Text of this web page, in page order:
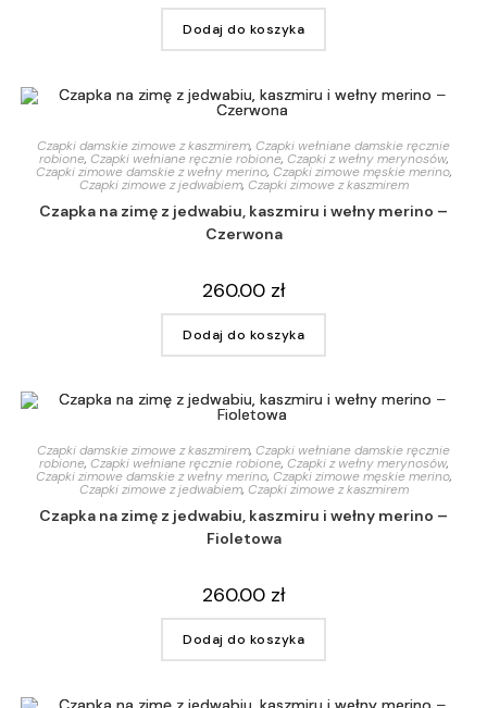
Dodaj do koszyka
Czapki damskie zimowe z kaszmirem, Czapki wełniane damskie ręcznie
robione, Czapki wełniane ręcznie robione, Czapki z wełny merynosów,
Czapki zimowe damskie z wełny merino, Czapki zimowe męskie merino,
Czapki zimowe z jedwabiem, Czapki zimowe z kaszmirem
Czapka na zimę z jedwabiu, kaszmiru i wełny merino –
Czerwona
260.00 zł
Dodaj do koszyka
Czapki damskie zimowe z kaszmirem, Czapki wełniane damskie ręcznie
robione, Czapki wełniane ręcznie robione, Czapki z wełny merynosów,
Czapki zimowe damskie z wełny merino, Czapki zimowe męskie merino,
Czapki zimowe z jedwabiem, Czapki zimowe z kaszmirem
Czapka na zimę z jedwabiu, kaszmiru i wełny merino –
Fioletowa
260.00 zł
Dodaj do koszyka